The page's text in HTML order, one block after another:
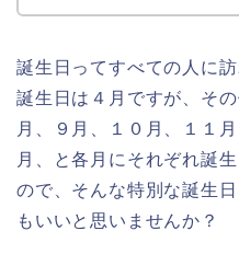
誕生日ってすべての人に
誕生日は４月ですが、そ
月、９月、１０月、１１
月、と各月にそれぞれ誕
ので、そんな特別な誕生
もいいと思いませんか？